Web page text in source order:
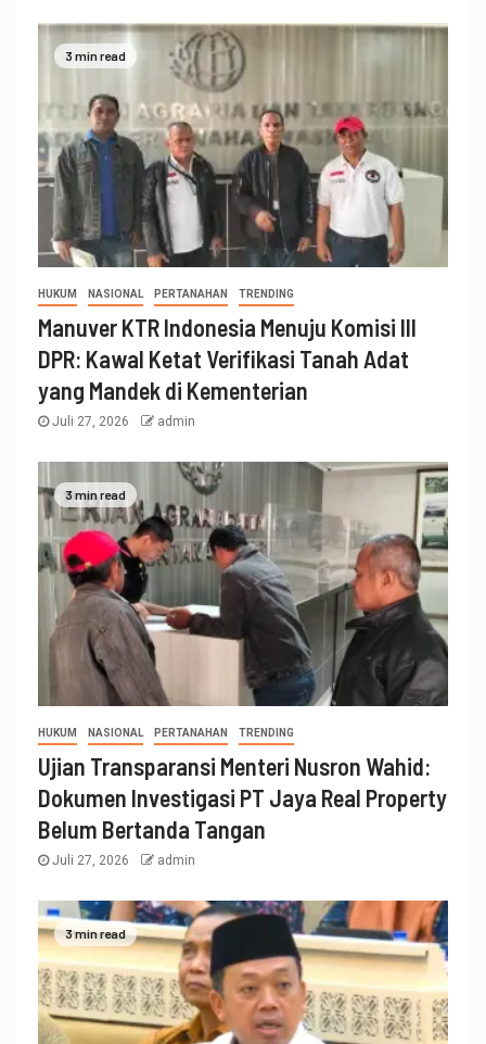
3 min read
HUKUM NASIONAL PERTANAHAN TRENDING
Manuver KTR Indonesia Menuju Komisi III
DPR: Kawal Ketat Verifikasi Tanah Adat
yang Mandek di Kementerian
Juli 27, 2026 admin
3 min read
HUKUM NASIONAL PERTANAHAN TRENDING
Ujian Transparansi Menteri Nusron Wahid:
Dokumen Investigasi PT Jaya Real Property
Belum Bertanda Tangan
Juli 27, 2026 admin
3 min read